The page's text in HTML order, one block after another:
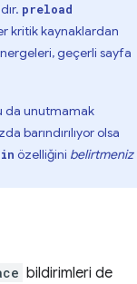
preload
kritik kaynaklardan
geçerli sayfa
da unutmamak
barındırılıyor olsa
özelliğini belirtmeniz
bildirimleri de